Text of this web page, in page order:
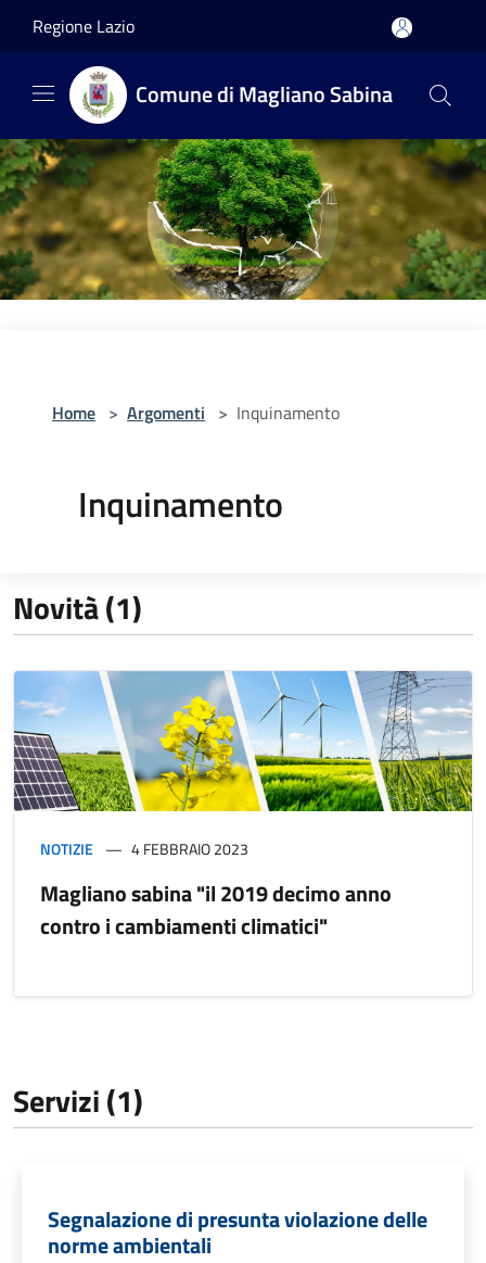
Regione Lazio
Comune di Magliano Sabina
Home > Argomenti > Inquinamento
Inquinamento
Novità (1)
NOTIZIE 4 FEBBRAIO 2023
Magliano sabina "il 2019 decimo anno
contro i cambiamenti climatici"
Servizi (1)
Segnalazione di presunta violazione delle
norme ambientali